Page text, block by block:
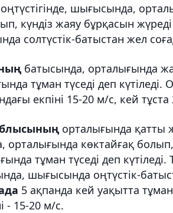
оңтүстігінде, шығысында,
күндіз жаяу бұрқасын
солтүстік-батыстан жел
батысында, орталығында
тұман түседі деп
екпіні 15-20 м/с, кей
орталығында
көктайғақ
тұман түседі деп
шығысында оңтүстік-
5 ақпанда кей уақытта
- 15-20 м/с.